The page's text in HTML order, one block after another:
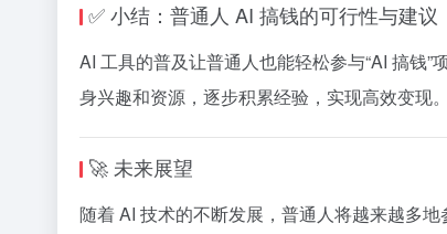
✅ 小结：普通人 AI 搞钱的可行性与建议
AI 工具的普及让普通人也能轻松参与“AI 搞钱
身兴趣和资源，逐步积累经验，实现高效变现。
🚀 未来展望
随着 AI 技术的不断发展，普通人将越来越多